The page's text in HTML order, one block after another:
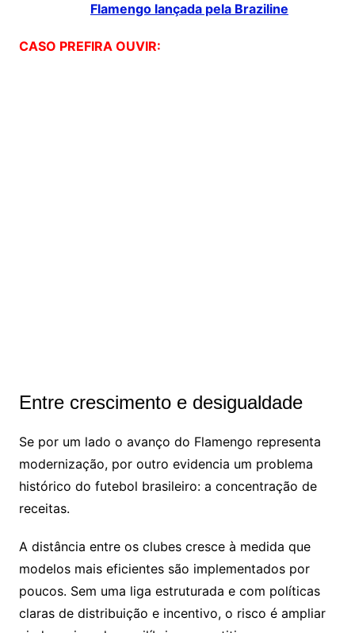
Flamengo lançada pela Braziline
CASO PREFIRA OUVIR:
Entre crescimento e desigualdade
Se por um lado o avanço do Flamengo representa
modernização, por outro evidencia um problema
histórico do futebol brasileiro: a concentração de
receitas.
A distância entre os clubes cresce à medida que
modelos mais eficientes são implementados por
poucos. Sem uma liga estruturada e com políticas
claras de distribuição e incentivo, o risco é ampliar